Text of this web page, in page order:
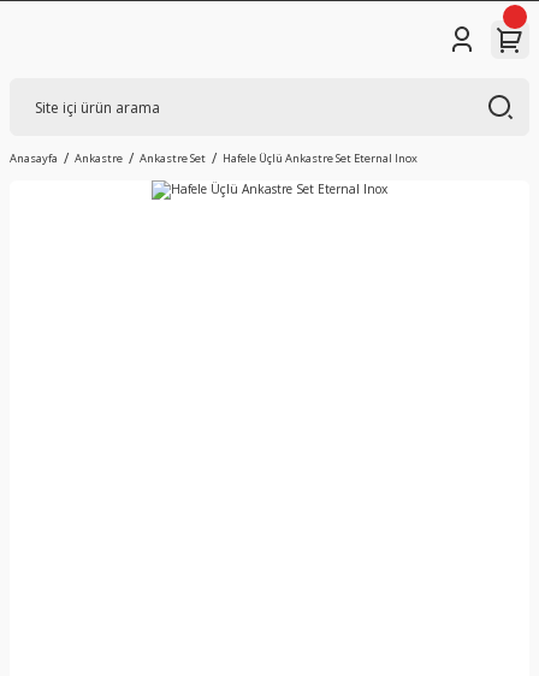
Anasayfa Ankastre Ankastre Set Hafele Üçlü Ankastre Set Eternal Inox